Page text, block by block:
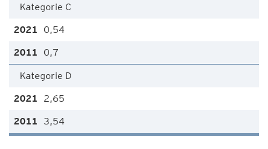
Kategorie C
0,54
0,7
Kategorie D
2,65
3,54